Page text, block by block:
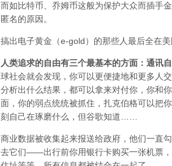
而如比特币、乔姆币这般为保护大众而插手
匿名的原因。
搞出电子黄金（e-gold）的那些人最后全在
人类追求的自由有三个最基本的方面：通讯
球社会就会发现，你可以更便捷地和更多人
分析出什么结果，都可以拿来对付你，你和
面，你的弱点统统被抓住，扎克伯格可以把
刻自己在琢磨什么，但谷歌知道……
商业数据被收集起来报送给政府，他们一直
去它们——出行前你用银行卡购买一张机票